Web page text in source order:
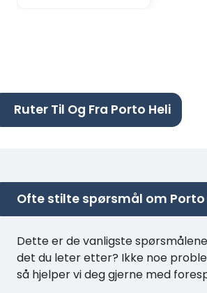
Ruter Til Og Fra Porto Heli
Ofte stilte spørsmål om Porto
Dette er de vanligste
det du leter etter? Ikke noe
så hjelper vi deg gjerne med